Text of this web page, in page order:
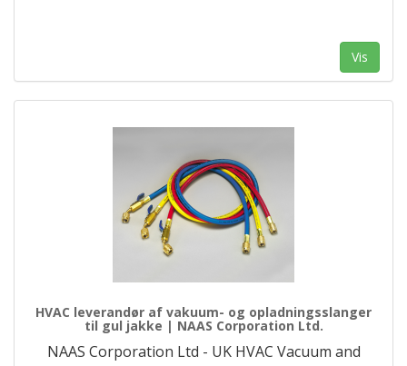
Vis
HVAC leverandør af vakuum- og opladningsslanger
til gul jakke | NAAS Corporation Ltd.
NAAS Corporation Ltd - UK HVAC Vacuum and